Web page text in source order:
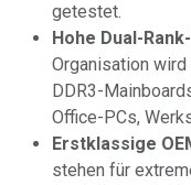
getestet.
Hohe Dual-
Organisation
DDR3-
Office-PCs,
Erstklassige
stehen für